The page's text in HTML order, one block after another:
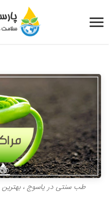
طب سنتی در یاسوج ، بهترین